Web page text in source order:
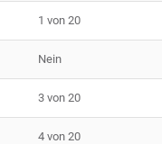
1 von 20
Nein
3 von 20
4 von 20